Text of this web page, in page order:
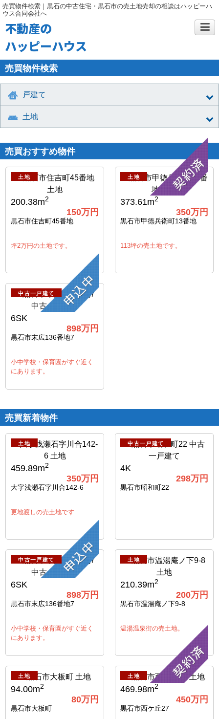
売買物件検索｜黒石の中古住宅・黒石市の売土地売却の相談はハッピーハ
ウス合同会社へ
不動産の
ハッピーハウス
売買物件検索
戸建て
土地
売買おすすめ物件
土地
200.38m2
150万円
黒石市住吉町45番地
坪2万円の土地です。
土地
373.61m2
350万円
黒石市甲徳兵衛町13番地
113坪の売土地です。
中古一戸建て
6SK
898万円
黒石市末広136番地7
小中学校・保育園がすぐ近く
にあります。
売買新着物件
土地
459.89m2
350万円
大字浅瀬石字川合142-6
更地渡しの売土地です
中古一戸建て
4K
298万円
黒石市昭和町22
中古一戸建て
6SK
898万円
黒石市末広136番地7
小中学校・保育園がすぐ近く
にあります。
土地
210.39m2
200万円
黒石市温湯庵ノ下9-8
温湯温泉街の売土地。
土地
94.00m2
80万円
黒石市大板町
土地
469.98m2
450万円
黒石市西ケ丘27